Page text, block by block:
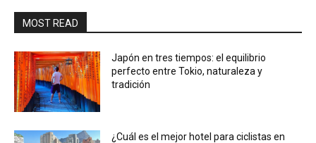
MOST READ
Japón en tres tiempos: el equilibrio
perfecto entre Tokio, naturaleza y
tradición
¿Cuál es el mejor hotel para ciclistas en